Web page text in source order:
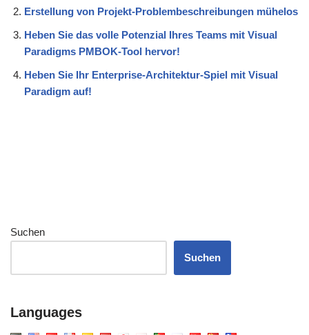
Erstellung von Projekt-Problembeschreibungen mühelos
Heben Sie das volle Potenzial Ihres Teams mit Visual
Paradigms PMBOK-Tool hervor!
Heben Sie Ihr Enterprise-Architektur-Spiel mit Visual
Paradigm auf!
Suchen
Suchen
Languages